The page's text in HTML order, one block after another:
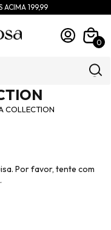
ACIMA 199,99
0
COLLECTION
Por favor, tente com